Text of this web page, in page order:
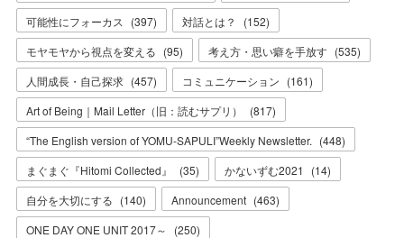
可能性にフォーカス
(397) 対話とは？ (152)
モヤモヤから視点を変える (95) 考え方・思い癖を手放す (535)
人間成長・自己探求 (457) コミュニケーション (161)
Art of Being｜Mail Letter（旧：読むサプリ）
(817)
“The English version of YOMU-SAPULI”Weekly Newsletter. (448)
まぐまぐ『Hitomi Collected』
(35) かないずむ2021 (14)
自分を大切にする (140) Announcement (463)
ONE DAY ONE UNIT 2017～
(250)